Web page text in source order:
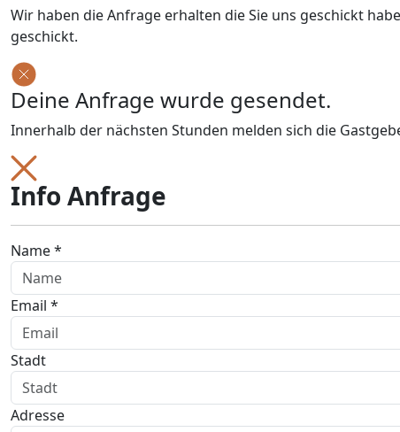
Wir haben die Anfrage erhalten die Sie uns geschickt
geschickt.
Deine Anfrage wurde gesendet.
Innerhalb der nächsten Stunden melden sich die
Info Anfrage
Name *
Email *
Stadt
Adresse